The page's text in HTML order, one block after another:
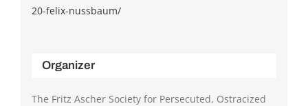
20-felix-nussbaum/
Organizer
The Fritz Ascher Society for Persecuted, Ostracized